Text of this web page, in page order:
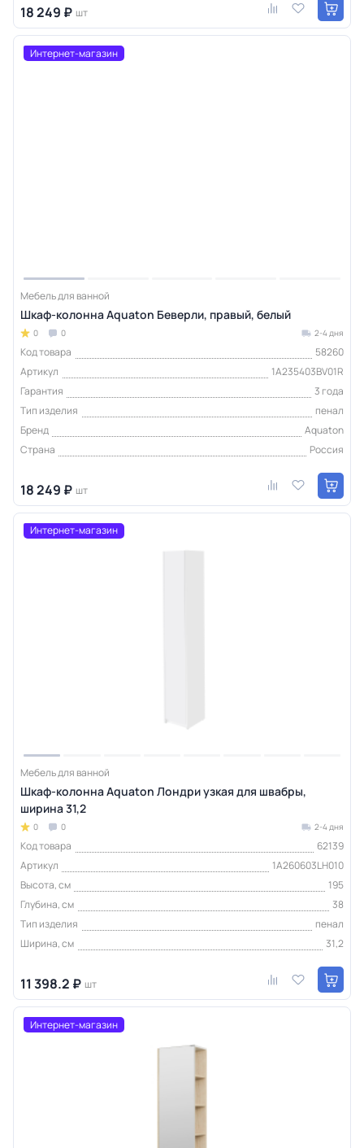
18 249 ₽ шт
Интернет-магазин
Мебель для ванной
Шкаф-колонна Aquaton Беверли, правый, белый
0 0 2-4 дня
Код товара
58260
Артикул
1A235403BV01R
Гарантия
3 года
Тип изделия
пенал
Бренд
Aquaton
Страна
Россия
18 249 ₽ шт
Интернет-магазин
Мебель для ванной
Шкаф-колонна Aquaton Лондри узкая для швабры,
ширина 31,2
0 0 2-4 дня
Код товара
62139
Артикул
1A260603LH010
Высота, см
195
Глубина, см
38
Тип изделия
пенал
Ширина, см
31,2
11 398.2 ₽ шт
Интернет-магазин